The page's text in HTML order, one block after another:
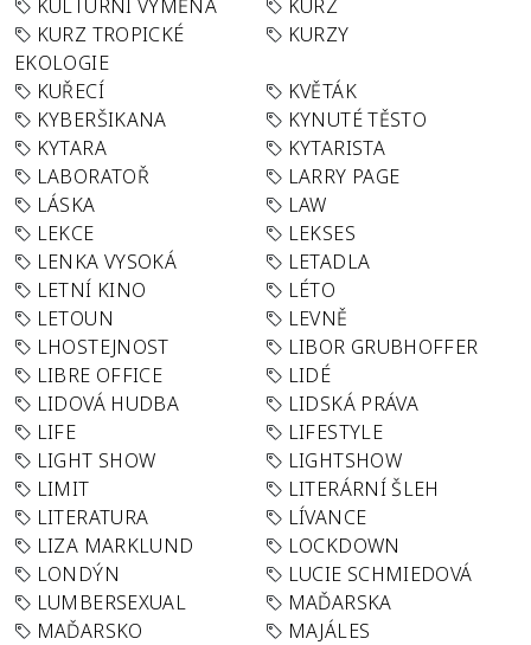
KULTURNÍ VÝMĚNA
KURZ
KURZ TROPICKÉ
EKOLOGIE
KURZY
KUŘECÍ
KVĚTÁK
KYBERŠIKANA
KYNUTÉ TĚSTO
KYTARA
KYTARISTA
LABORATOŘ
LARRY PAGE
LÁSKA
LAW
LEKCE
LEKSES
LENKA VYSOKÁ
LETADLA
LETNÍ KINO
LÉTO
LETOUN
LEVNĚ
LHOSTEJNOST
LIBOR GRUBHOFFER
LIBRE OFFICE
LIDÉ
LIDOVÁ HUDBA
LIDSKÁ PRÁVA
LIFE
LIFESTYLE
LIGHT SHOW
LIGHTSHOW
LIMIT
LITERÁRNÍ ŠLEH
LITERATURA
LÍVANCE
LIZA MARKLUND
LOCKDOWN
LONDÝN
LUCIE SCHMIEDOVÁ
LUMBERSEXUAL
MAĎARSKA
MAĎARSKO
MAJÁLES